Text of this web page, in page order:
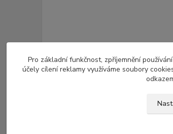
Pro základní funkčnost, zpříjemnění
účely cílení reklamy využíváme soubory